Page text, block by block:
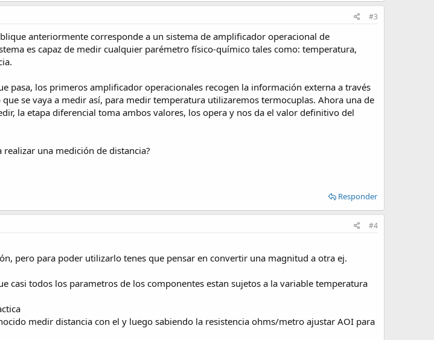
#3
anteriormente corresponde a un sistema de amplificador operacional de
es capaz de medir cualquier parémetro físico-químico tales como: temperatura,
pasa, los primeros amplificador operacionales recogen la información externa a través
que se vaya a medir así, para medir temperatura utilizaremos termocuplas. Ahora una de
la etapa diferencial toma ambos valores, los opera y nos da el valor definitivo del
una medición de distancia?
Responder
#4
pero para poder utilizarlo tenes que pensar en convertir una magnitud a otra ej.
casi todos los parametros de los componentes estan sujetos a la variable temperatura
medir distancia con el y luego sabiendo la resistencia ohms/metro ajustar AOI para